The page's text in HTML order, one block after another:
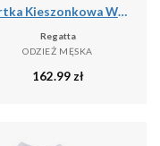
Kurtka Kieszonkowa Wodoodporna Męska + Worek Pack It III
Regatta
ODZIEŻ MĘSKA
162.99 zł